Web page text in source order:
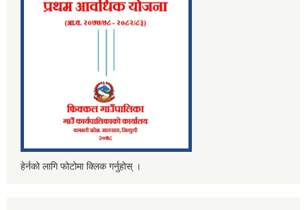
हेर्नको लागि फोटोमा क्लिक गर्नुहोस् ।